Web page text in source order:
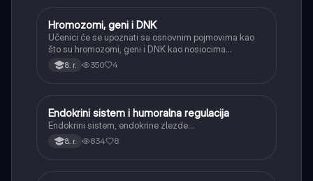
Biologija
Hromozomi, geni i DNK
Učenici će se upoznati sa osnovnim pojmovima kao
što su hromozomi, geni i DNK kao nosiocima
naslednih informacija.
8. r. 350 4
Biologija
Endokrini sistem i humoralna regulacija
Endokrini sistem, endokrine zlezde…
8. r. 834 8